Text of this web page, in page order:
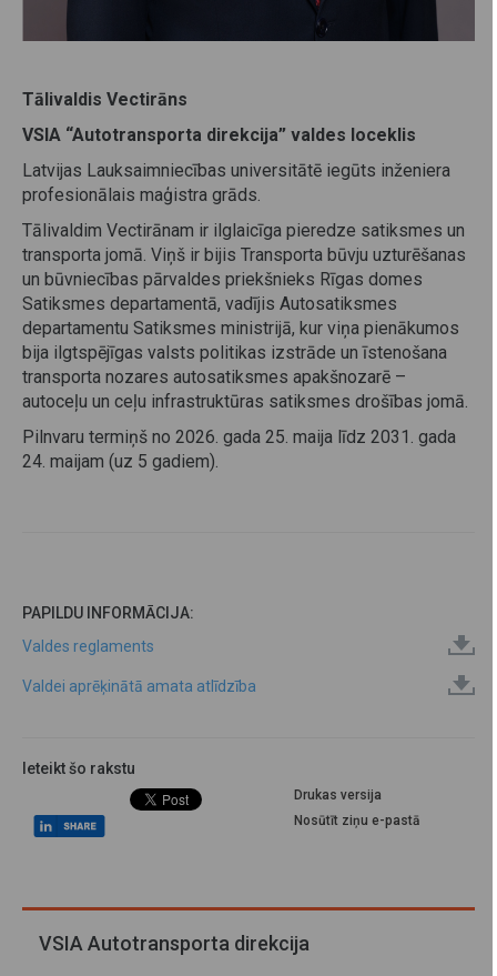
Tālivaldis Vectirāns
VSIA “Autotransporta direkcija” valdes loceklis
Latvijas Lauksaimniecības universitātē iegūts inženiera
profesionālais maģistra grāds.
Tālivaldim Vectirānam ir ilglaicīga pieredze satiksmes un
transporta jomā. Viņš ir bijis Transporta būvju uzturēšanas
un būvniecības pārvaldes priekšnieks Rīgas domes
Satiksmes departamentā, vadījis Autosatiksmes
departamentu Satiksmes ministrijā, kur viņa pienākumos
bija ilgtspējīgas valsts politikas izstrāde un īstenošana
transporta nozares autosatiksmes apakšnozarē –
autoceļu un ceļu infrastruktūras satiksmes drošības jomā.
Pilnvaru termiņš no 2026. gada 25. maija līdz 2031. gada
24. maijam (uz 5 gadiem).
PAPILDU INFORMĀCIJA:
Valdes reglaments
Valdei aprēķinātā amata atlīdzība
Ieteikt šo rakstu
Drukas versija
Nosūtīt ziņu e-pastā
VSIA Autotransporta direkcija